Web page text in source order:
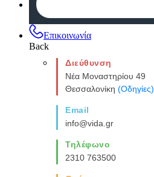
Επικοινωνία
Back
Διεύθυνση
Νέα Μοναστηρίου 49
Θεσσαλονίκη (Οδηγίες)
Email
info@vida.gr
Τηλέφωνο
2310 763500